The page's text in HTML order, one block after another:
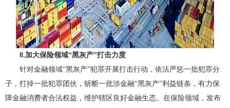
8.加大保险领域“黑灰产”打击力度
针对金融领域“黑灰产”犯罪开展打击行动，依法严惩一批犯罪分
子，打掉一批犯罪团伙，斩断一批涉金融“黑灰产”利益链条，有力保
障金融消费者合法权益，维护辖区良好金融生态。在保险领域，发布